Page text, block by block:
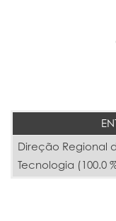
Direção Regional
Tecnologia (100.0